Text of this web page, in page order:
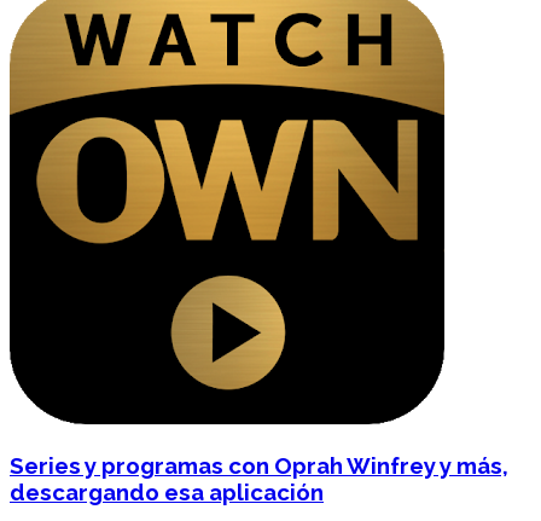
Series y programas con Oprah Winfrey y más,
descargando esa aplicación